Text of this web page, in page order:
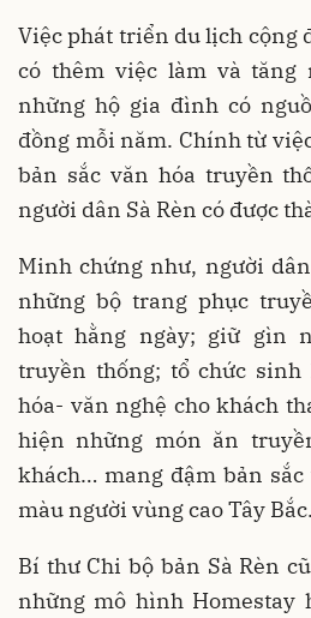
Việc phát triển du lịch cộng
có thêm việc làm và tăng
những hộ gia đình có
đồng mỗi năm. Chính từ
bản sắc văn hóa truyền
người dân Sà Rèn có được
Minh chứng như, người
những bộ trang phục
hoạt hằng ngày; giữ gìn
truyền thống; tổ chức
hóa- văn nghệ cho khách
hiện những món ăn
khách… mang đậm bản
màu người vùng cao Tây Bắc.
Bí thư Chi bộ bản Sà Rèn
những mô hình Homestay